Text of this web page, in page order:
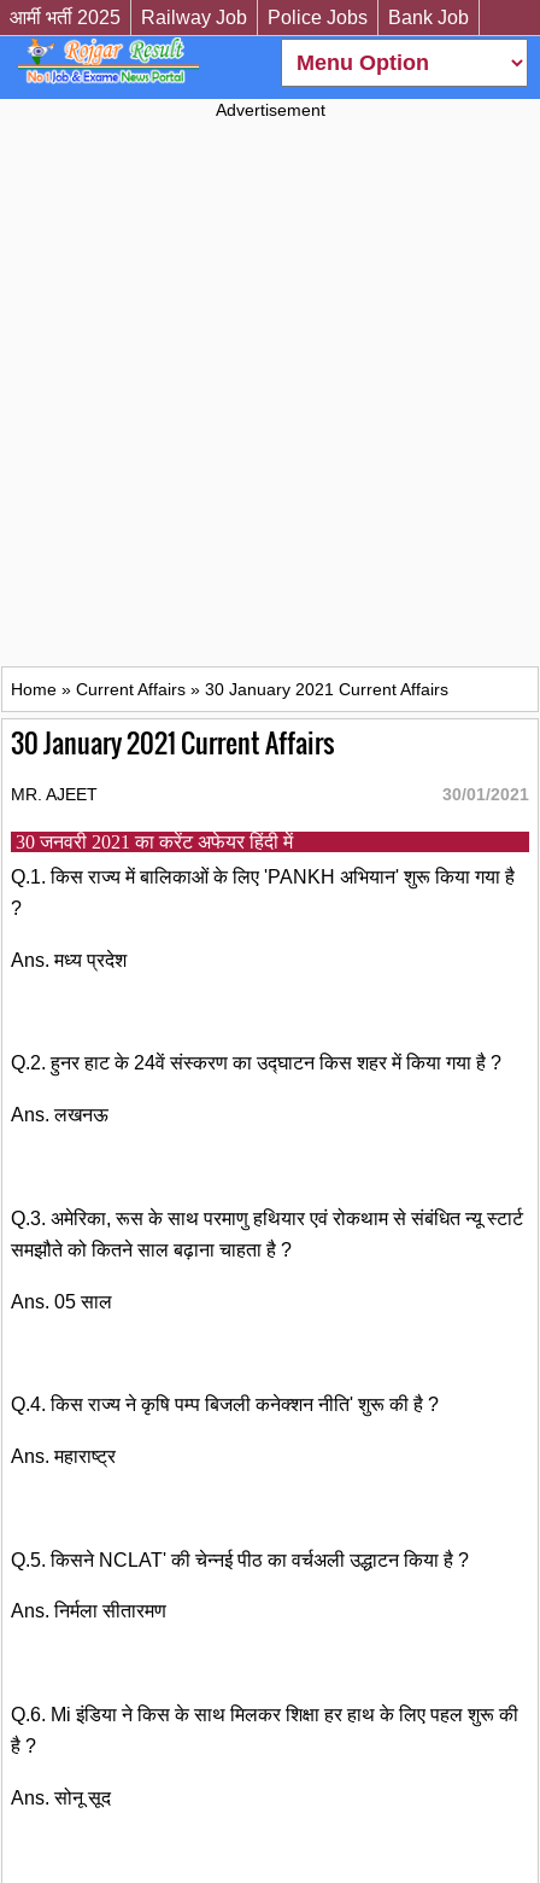
आर्मी भर्ती 2025 Railway Job Police Jobs Bank Job
Advertisement
Home » Current Affairs » 30 January 2021 Current Affairs
30 January 2021 Current Affairs
MR. AJEET 30/01/2021
30 जनवरी 2021 का करेंट अफेयर हिंदी में
Q.1. किस राज्य में बालिकाओं के लिए 'PANKH अभियान' शुरू किया गया है
?
Ans. मध्य प्रदेश
Q.2. हुनर हाट के 24वें संस्करण का उद्घाटन किस शहर में किया गया है ?
Ans. लखनऊ
Q.3. अमेरिका, रूस के साथ परमाणु हथियार एवं रोकथाम से संबंधित न्यू स्टार्ट
समझौते को कितने साल बढ़ाना चाहता है ?
Ans. 05 साल
Q.4. किस राज्य ने कृषि पम्प बिजली कनेक्शन नीति' शुरू की है ?
Ans. महाराष्ट्र
Q.5. किसने NCLAT' की चेन्नई पीठ का वर्चअली उद्धाटन किया है ?
Ans. निर्मला सीतारमण
Q.6. Mi इंडिया ने किस के साथ मिलकर शिक्षा हर हाथ के लिए पहल शुरू की
है ?
Ans. सोनू सूद